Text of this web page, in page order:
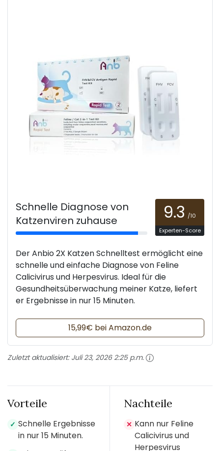
Schnelle Diagnose von
Katzenviren zuhause
9.3 /10
Experten-Score
Der Anbio 2X Katzen Schnelltest ermöglicht eine
schnelle und einfache Diagnose von Feline
Calicivirus und Herpesvirus. Ideal für die
Gesundheitsüberwachung meiner Katze, liefert
er Ergebnisse in nur 15 Minuten.
15,99€ bei Amazon.de
Zuletzt aktualisiert: Juli 23, 2026 2:25 p.m.
Vorteile
✓ Schnelle Ergebnisse
in nur 15 Minuten.
Nachteile
✕ Kann nur Feline
Calicivirus und
Herpesvirus